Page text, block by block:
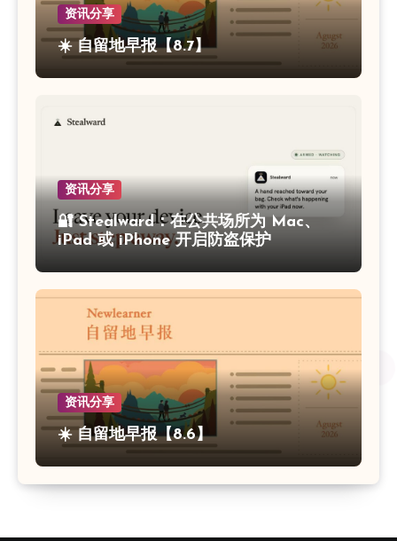
资讯分享
☀️ 自留地早报【8.7】
资讯分享
🔐 Stealward：在公共场所为 Mac、
iPad 或 iPhone 开启防盗保护
资讯分享
☀️ 自留地早报【8.6】